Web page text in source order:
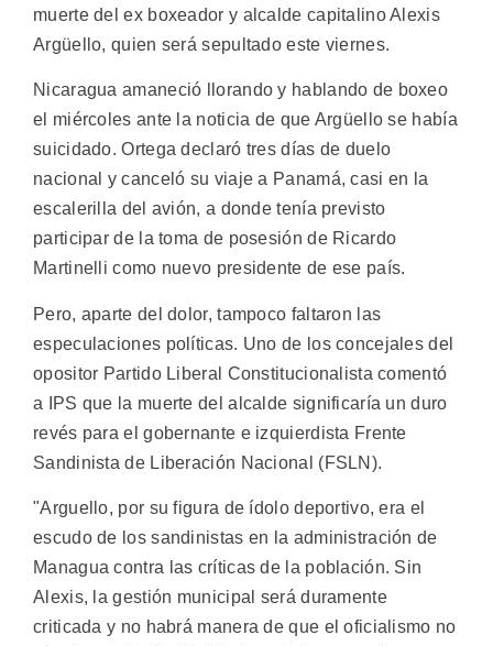
muerte del ex boxeador y alcalde capitalino Alexis
Argüello, quien será sepultado este viernes.
Nicaragua amaneció llorando y hablando de boxeo
el miércoles ante la noticia de que Argüello se había
suicidado. Ortega declaró tres días de duelo
nacional y canceló su viaje a Panamá, casi en la
escalerilla del avión, a donde tenía previsto
participar de la toma de posesión de Ricardo
Martinelli como nuevo presidente de ese país.
Pero, aparte del dolor, tampoco faltaron las
especulaciones políticas. Uno de los concejales del
opositor Partido Liberal Constitucionalista comentó
a IPS que la muerte del alcalde significaría un duro
revés para el gobernante e izquierdista Frente
Sandinista de Liberación Nacional (FSLN).
"Arguello, por su figura de ídolo deportivo, era el
escudo de los sandinistas en la administración de
Managua contra las críticas de la población. Sin
Alexis, la gestión municipal será duramente
criticada y no habrá manera de que el oficialismo no